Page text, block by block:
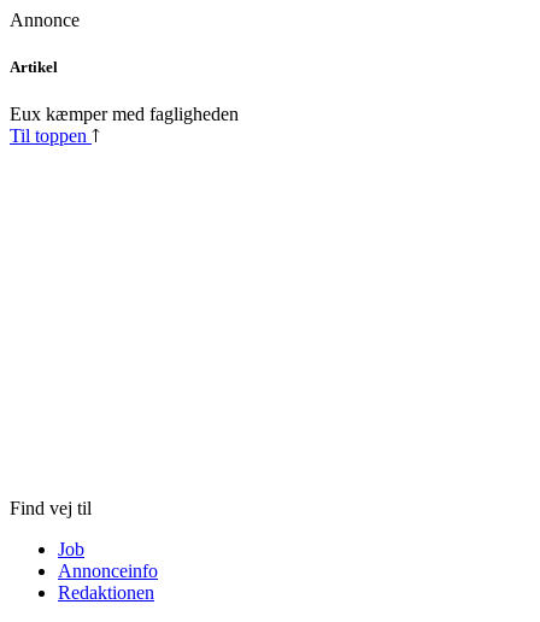
Annonce
Skip
content
Artikel
Eux kæmper med fagligheden
Til toppen
Find vej til
Job
Annonceinfo
Redaktionen